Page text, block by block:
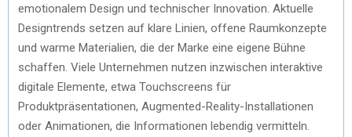
emotionalem Design und technischer Innovation. Aktuelle
Designtrends setzen auf klare Linien, offene Raumkonzepte
und warme Materialien, die der Marke eine eigene Bühne
schaffen. Viele Unternehmen nutzen inzwischen interaktive
digitale Elemente, etwa Touchscreens für
Produktpräsentationen, Augmented-Reality-Installationen
oder Animationen, die Informationen lebendig vermitteln.